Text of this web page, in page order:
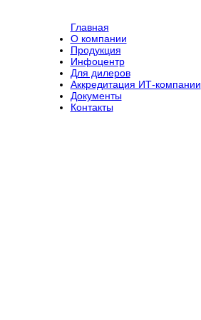
Главная
О компании
Продукция
Инфоцентр
Для дилеров
Аккредитация ИТ-компании
Документы
Контакты